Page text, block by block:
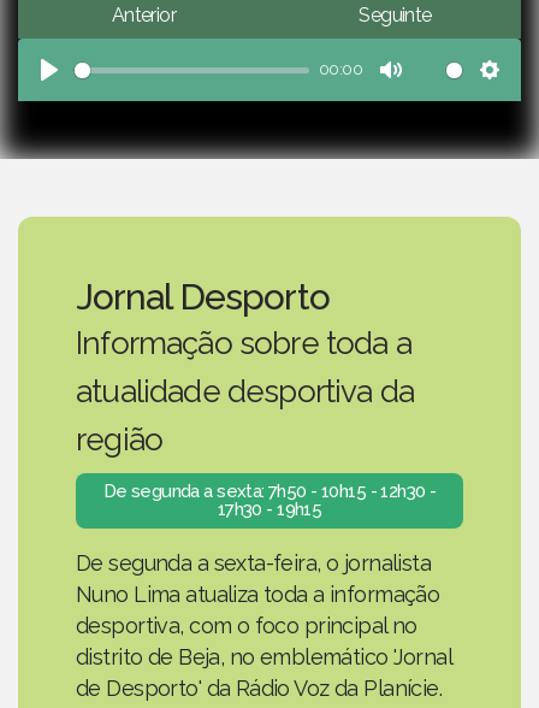
Anterior Seguinte
Play
00:00
Mute
Jornal Desporto
Informação sobre toda a
atualidade desportiva da
região
De segunda a sexta: 7h50 - 10h15 - 12h30 -
17h30 - 19h15
De segunda a sexta-feira, o jornalista
Nuno Lima atualiza toda a informação
desportiva, com o foco principal no
distrito de Beja, no emblemático 'Jornal
de Desporto' da Rádio Voz da Planície.